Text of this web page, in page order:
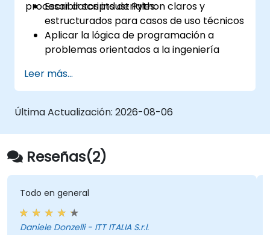
procesar datos industriales.
Escribir scripts de Python claros y
estructurados para casos de uso técnicos
Aplicar la lógica de programación a
problemas orientados a la ingeniería
procedentes de archivos CSV, registros
(logs) y archivos de texto
Automatizar flujos de trabajo repetitivos
Leer más...
Última Actualización: 2026-08-06
Reseñas(2)
Todo en general
Daniele Donzelli - ITT ITALIA S.r.l.